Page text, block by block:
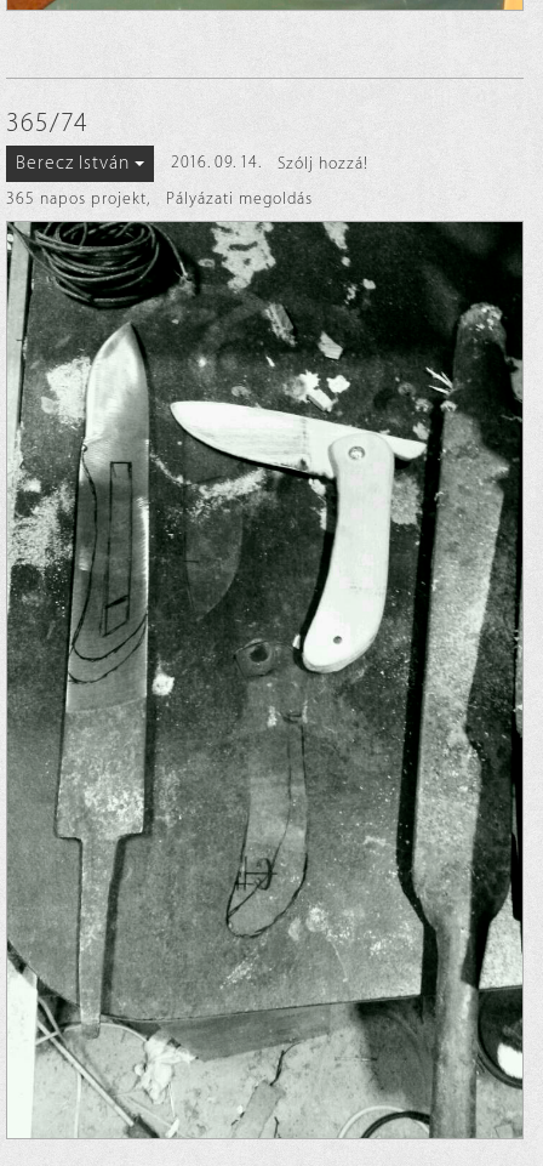
365/74
Berecz István 2016. 09. 14.
Szólj hozzá!
365 napos projekt, Pályázati megoldás